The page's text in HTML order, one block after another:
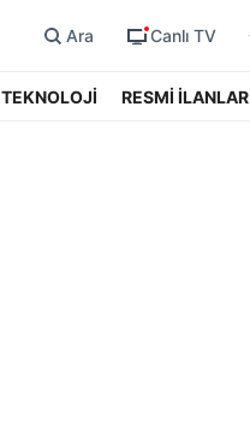
Ara Canlı TV
TEKNOLOJİ RESMİ İLANLAR